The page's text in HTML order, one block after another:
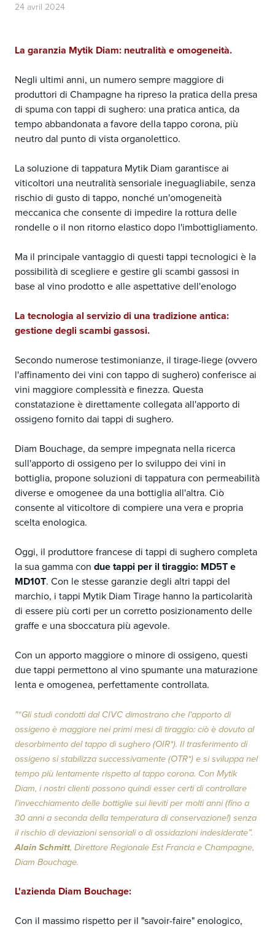
24 avril 2024
La garanzia Mytik Diam: neutralità e omogeneità.
Negli ultimi anni, un numero sempre maggiore di
produttori di Champagne ha ripreso la pratica della presa
di spuma con tappi di sughero: una pratica antica, da
tempo abbandonata a favore della tappo corona, più
neutro dal punto di vista organolettico.
La soluzione di tappatura Mytik Diam garantisce ai
viticoltori una neutralità sensoriale ineguagliabile, senza
rischio di gusto di tappo, nonché un'omogeneità
meccanica che consente di impedire la rottura delle
rondelle o il non ritorno elastico dopo l'imbottigliamento.
Ma il principale vantaggio di questi tappi tecnologici è la
possibilità di scegliere e gestire gli scambi gassosi in
base al vino prodotto e alle aspettative dell'enologo
La tecnologia al servizio di una tradizione antica:
gestione degli scambi gassosi.
Secondo numerose testimonianze, il tirage-liege (ovvero
l'affinamento dei vini con tappo di sughero) conferisce ai
vini maggiore complessità e finezza. Questa
constatazione è direttamente collegata all'apporto di
ossigeno fornito dai tappi di sughero.
Diam Bouchage, da sempre impegnata nella ricerca
sull'apporto di ossigeno per lo sviluppo dei vini in
bottiglia, propone soluzioni di tappatura con permeabilità
diverse e omogenee da una bottiglia all'altra. Ciò
consente al viticoltore di compiere una vera e propria
scelta enologica.
Oggi, il produttore francese di tappi di sughero completa
la sua gamma con due tappi per il tiraggio: MD5T e
MD10T. Con le stesse garanzie degli altri tappi del
marchio, i tappi Mytik Diam Tirage hanno la particolarità
di essere più corti per un corretto posizionamento delle
graffe e una sboccatura più agevole.
Con un apporto maggiore o minore di ossigeno, questi
due tappi permettono al vino spumante una maturazione
lenta e omogenea, perfettamente controllata.
"“Gli studi condotti dal CIVC dimostrano che l'apporto di
ossigeno è maggiore nei primi mesi di tiraggio: ciò è dovuto al
desorbimento del tappo di sughero (OIR*). Il trasferimento di
ossigeno si stabilizza successivamente (OTR*) e si sviluppa nel
tempo più lentamente rispetto al tappo corona. Con Mytik
Diam, i nostri clienti possono quindi esser certi di controllare
l'invecchiamento delle bottiglie sui lieviti per molti anni (fino a
30 anni a seconda della temperatura di conservazione!) senza
il rischio di deviazioni sensoriali o di ossidazioni indesiderate”.
Alain Schmitt, Direttore Regionale Est Francia e Champagne,
Diam Bouchage.
L'azienda Diam Bouchage:
Con il massimo rispetto per il "savoir-faire" enologico,